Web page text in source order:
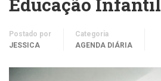
Postado por
JESSICA
Categoria
AGENDA DIÁRIA